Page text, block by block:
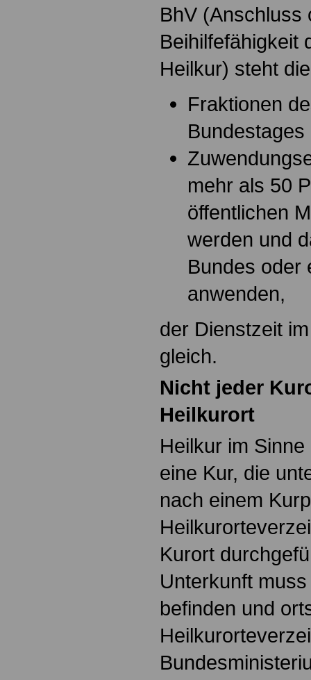
BhV (Anschluss
Beihilfefähigkeit
Heilkur) steht
Fraktionen
mehr als 50
öffentlichen
werden und
Bundes oder
anwenden,
der Dienstzeit
gleich.
Nicht jeder
Heilkurort
Heilkur im
eine Kur, die
nach einem
Kurort
Unterkunft
befinden und